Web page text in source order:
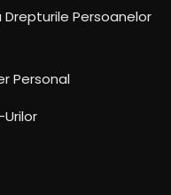
Persoanelor
Personal